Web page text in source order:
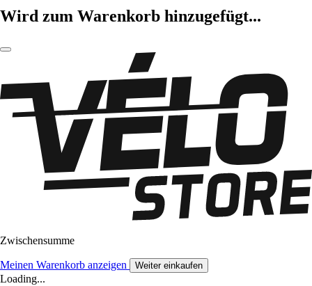
Wird zum Warenkorb hinzugefügt...
Zwischensumme
Meinen Warenkorb anzeigen Weiter einkaufen
Loading...